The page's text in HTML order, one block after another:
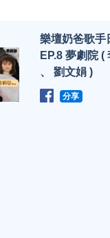
樂壇奶爸歌手
EP.8 夢劇院 (
、 劉文娟 )
分享